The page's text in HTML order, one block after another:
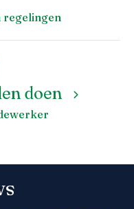
regelingen
doen